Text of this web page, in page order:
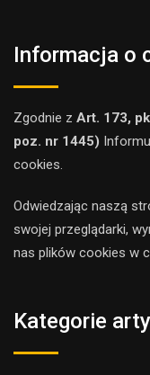
Informacja o
Zgodnie z Art. 173,
poz. nr 1445)
cookies.
Odwiedzając naszą
swojej przeglądarki,
nas plików cookies w
Kategorie